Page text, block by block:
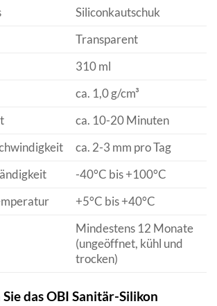
Siliconkautschuk
Transparent
310 ml
ca. 1,0 g/cm³
ca. 10-20 Minuten
ca. 2-3 mm pro Tag
-40°C bis +100°C
+5°C bis +40°C
Mindestens 12 Monate
(ungeöffnet, kühl und
trocken)
das OBI Sanitär-Silikon